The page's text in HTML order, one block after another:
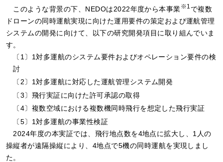
このような背景の下、NEDOは2022年度から本事業※1 で複数
ドローンの同時運航実現に向けた運用要件の策定および運航管理
システムの開発に向けて、以下の研究開発項目に取り組んでいま
す。
〔1〕1対多運航のシステム要件およびオペレーション要件の検
討
〔2〕1対多運航に対応した運航管理システム開発
〔3〕飛行実証に向けた許可承認の取得
〔4〕複数空域における複数機同時飛行を想定した飛行実証
〔5〕1対多運航の事業性検証
2024年度の本実証では、飛行地点数を4地点に拡大し、1人の
操縦者が遠隔操縦により、4地点で5機の同時運航を実現しまし
た。